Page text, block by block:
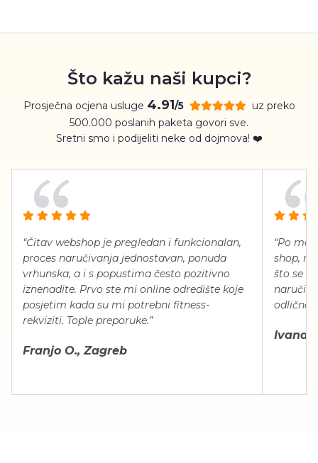
Što kažu naši kupci?
Prosječna ocjena usluge 4.91/5
uz preko
500.000 poslanih paketa govori sve.
Sretni smo i podijeliti neke od dojmova! ❤️
“Čitav webshop je pregledan i funkcionalan,
proces naručivanja jednostavan, ponuda
vrhunska, a i s popustima često pozitivno
iznenadite. Prvo ste mi online odredište koje
posjetim kada su mi potrebni fitness-
rekviziti. Tople preporuke.”
Franjo O., Zagreb
“Po
shop,
što se
naručiti,
odlično
Ivana